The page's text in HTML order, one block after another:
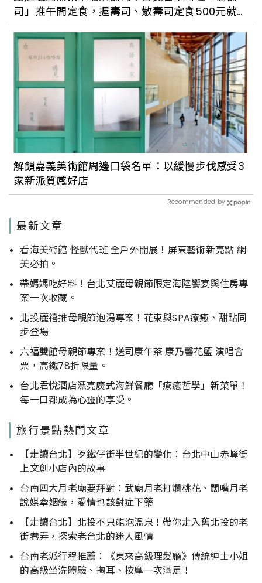
司」推午間定食，握壽司、散壽司定食500元就
能品嚐
解鎖嘉義美術館周邊口袋名單：以緩慢步伐感受3
家新派質感好店
Recommended by
最新文章
看海美術館 怪獸代班 全戶外開展！屏東藝術新亮點 網
美必拍。
帶媽媽吃好料！台北艾麗母親節限定海陸饗宴與住房專
案一次收藏。
北投麗禧推母親節泡湯專案！花束與SPA療癒、甜點同
步登場
六福雙館母親節專案！送司康午茶 康乃馨花籃 演唱會
票，高鐵78折限量。
台北君悅酒店漂亮廣式海鮮餐廳「療癒哲學」新菜單！
每一口都成為心靈的享受。
旅行景點熱門文章
【走讀台北】歹鐵仔街半世紀的變化：台北中山赤峰街
上文創小店內的故事
台南四大月老廟要拜對：武廟月老打爛桃花、闊嘴月老
說媒牽姻緣，愛情也該對症下藥
【走讀台北】北投不只能泡溫泉！帶你走入舊北投的老
街巷弄，探索老台北的迷人風情
台南老派行程推薦：《東來高級理髮廳》傳統紳士小姐
的高級坐洗體驗、掏耳、按摩一次滿足！